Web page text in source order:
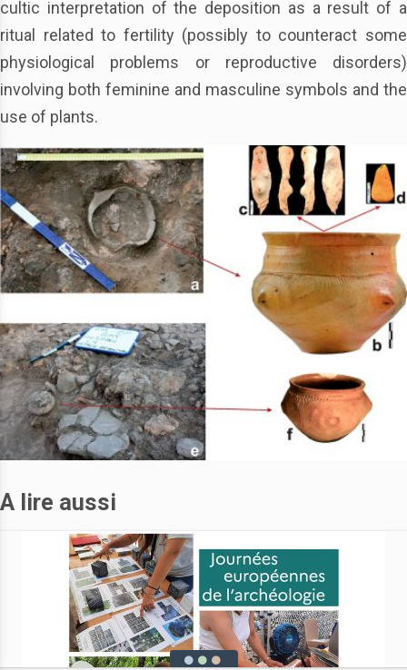
cultic interpretation of the deposition as a result of a
ritual related to fertility (possibly to counteract some
physiological problems or reproductive disorders)
involving both feminine and masculine symbols and the
use of plants.
A lire aussi